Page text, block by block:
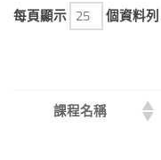
每頁顯示 個資料列
課程名稱